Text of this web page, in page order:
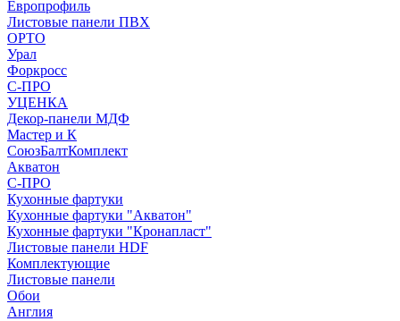
Европрофиль
Листовые панели ПВХ
ОРТО
Урал
Форкросс
С-ПРО
УЦЕНКА
Декор-панели МДФ
Мастер и К
СоюзБалтКомплект
Акватон
С-ПРО
Кухонные фартуки
Кухонные фартуки "Акватон"
Кухонные фартуки "Кронапласт"
Листовые панели HDF
Комплектующие
Листовые панели
Обои
Англия